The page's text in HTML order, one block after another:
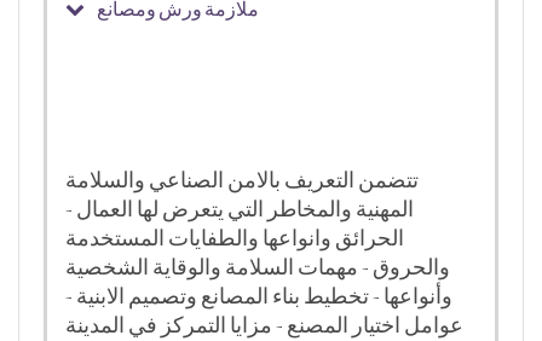
ملازمة ورش ومصانع
تتضمن التعريف بالامن الصناعي والسلامة
المهنية والمخاطر التي يتعرض لها العمال -
الحرائق وانواعها والطفايات المستخدمة
والحروق - مهمات السلامة والوقاية الشخصية
وأنواعها - تخطيط بناء المصانع وتصميم الابنية -
عوامل اختيار المصنع - مزايا التمركز في المدينة